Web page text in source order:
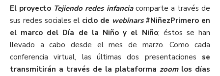
El proyecto Tejiendo redes infanciacomparte a través de
sus redes sociales el ciclo de webinars#NiñezPrimero en
el marco del Día de la Niño y el Niño; éstos se han
llevado a cabo desde el mes de marzo. Como cada
conferencia virtual, las últimas dos presentaciones se
transmitirán a través de la plataforma zoom los días